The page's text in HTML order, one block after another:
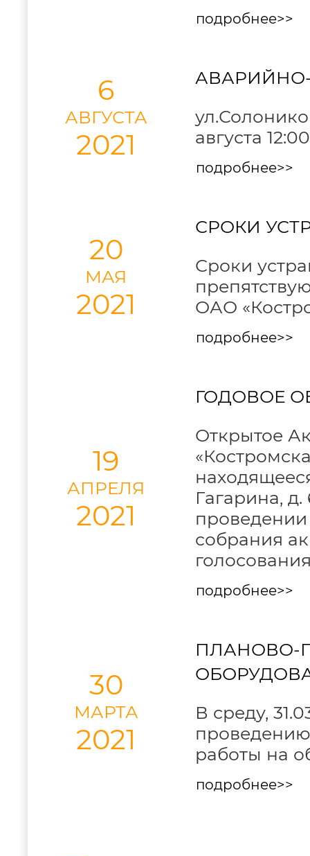
подробнее>>
6
АВГУСТА
2021
августа 12:00
подробнее>>
20
МАЯ
2021
СРОКИ
Сроки
ОАО
подробнее>>
19
АПРЕЛЯ
2021
ГОДОВОЕ
Открытое
Гагарина,
проведении
собрания
подробнее>>
30
МАРТА
2021
ПЛАНОВО-
В среду,
работы на
подробнее>>